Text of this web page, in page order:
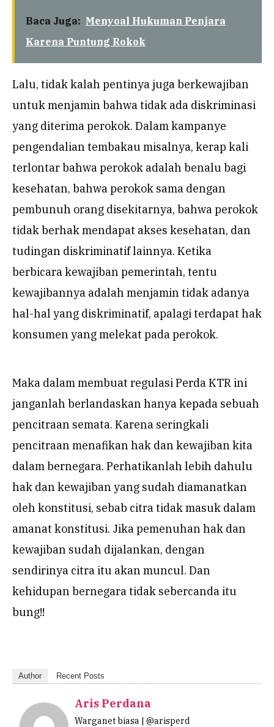
Baca Juga: Menyoal Hukuman Penjara
Karena Puntung Rokok
Lalu, tidak kalah pentinya juga berkewajiban
untuk menjamin bahwa tidak ada diskriminasi
yang diterima perokok. Dalam kampanye
pengendalian tembakau misalnya, kerap kali
terlontar bahwa perokok adalah benalu bagi
kesehatan, bahwa perokok sama dengan
pembunuh orang disekitarnya, bahwa perokok
tidak berhak mendapat akses kesehatan, dan
tudingan diskriminatif lainnya. Ketika
berbicara kewajiban pemerintah, tentu
kewajibannya adalah menjamin tidak adanya
hal-hal yang diskriminatif, apalagi terdapat hak
konsumen yang melekat pada perokok.
Maka dalam membuat regulasi Perda KTR ini
janganlah berlandaskan hanya kepada sebuah
pencitraan semata. Karena seringkali
pencitraan menafikan hak dan kewajiban kita
dalam bernegara. Perhatikanlah lebih dahulu
hak dan kewajiban yang sudah diamanatkan
oleh konstitusi, sebab citra tidak masuk dalam
amanat konstitusi. Jika pemenuhan hak dan
kewajiban sudah dijalankan, dengan
sendirinya citra itu akan muncul. Dan
kehidupan bernegara tidak sebercanda itu
bung!!
Author Recent Posts
Aris Perdana
Warganet biasa | @arisperd